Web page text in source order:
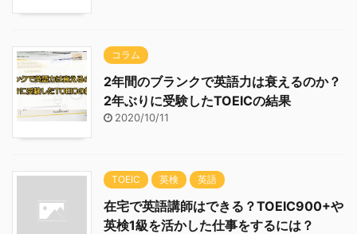
コラム
2年間のブランクで英語力は衰えるのか？
2年ぶりに受験したTOEICの結果
2020/10/11
TOEIC 英検 英語
在宅で英語講師はできる？TOEIC900+や
英検1級を活かした仕事をするには？